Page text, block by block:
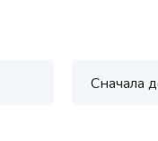
Сначала